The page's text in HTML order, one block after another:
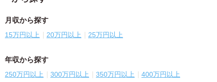
月収から探す
15万円以上 20万円以上 25万円以上
年収から探す
250万円以上 300万円以上 350万円以上 400万円以上